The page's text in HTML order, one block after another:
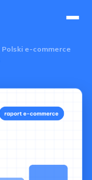
Polski e-commerce